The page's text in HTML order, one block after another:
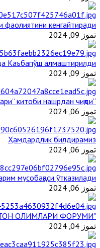
фаолиятини кенгайтиради
تموز 09, 2024
Каъбапўш алмаштирилди
تموز 09, 2024
“Ислом фиқҳи асослари” китоби нашрдан чиқди
تموز 06, 2024
Ҳамдардлик билдирамиз
تموز 06, 2024
мусобақаси ўтказилади
تموز 06, 2024
"БУЮК АЖДОДЛАР МЕРОСИ – III РЕНЕССАНС ПОЙДЕВОРИ" ЎЗБЕКИСТОН ОЛИМЛАРИ ФОРУМИ
تموز 04, 2024